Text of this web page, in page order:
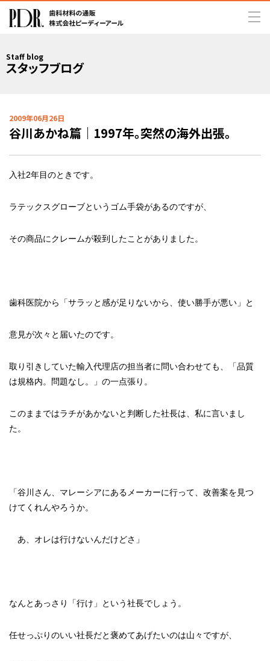
Staff blog
スタッフブログ
2009年06月26日
谷川あかね篇｜1997年。突然の海外出張。
入社2年目のときです。
ラテックスグローブというゴム手袋があるのですが、
その商品にクレームが殺到したことがありました。
歯科医院から「サラッと感が足りないから、使い勝手が悪い」と
意見が次々と届いたのです。
取り引きしていた輸入代理店の担当者に問い合わせても、「品質
は規格内。問題なし。」の一点張り。
このままではラチがあかないと判断した社長は、私に言いまし
た。
「谷川さん、マレーシアにあるメーカーに行って、改善案を見つ
けてくれんやろうか。
あ、オレは行けないんだけどさ」
なんとあっさり「行け」という社長でしょう。
任せっぷりのいい社長だと褒めてあげたいのは山々ですが、